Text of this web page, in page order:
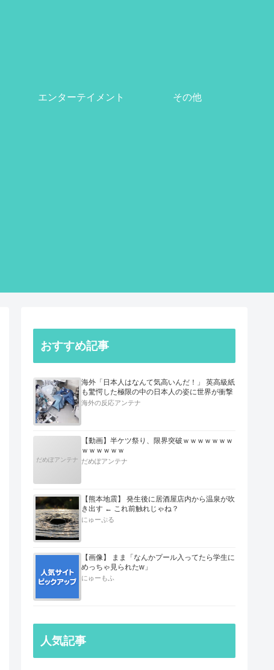
エンターテイメント その他
おすすめ記事
海外「日本人はなんて気高いんだ！」 英高級紙
も驚愕した極限の中の日本人の姿に世界が衝撃
海外の反応アンテナ
だめぽアンテナ
【動画】半ケツ祭り、限界突破ｗｗｗｗｗｗｗ
ｗｗｗｗｗｗ
だめぽアンテナ
【熊本地震】 発生後に居酒屋店内から温泉が吹
き出す ← これ前触れじゃね？
にゅーぷる
【画像】 まま「なんかプール入ってたら学生に
めっちゃ見られたw」
にゅーもふ
人気記事